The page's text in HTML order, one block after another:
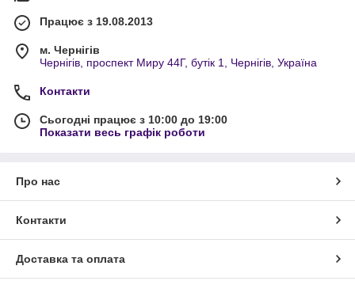
Працює з 19.08.2013
м. Чернігів
Чернігів, проспект Миру 44Г, бутік 1, Чернігів, Україна
Контакти
Сьогодні працює з 10:00 до 19:00
Показати весь графік роботи
Про нас
Контакти
Доставка та оплата